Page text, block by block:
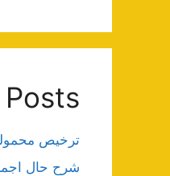
ترخیص
شرح حال